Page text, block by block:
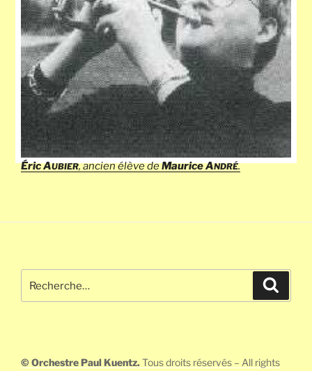
Éric AUBIER, ancien élève deMaurice ANDRÉ.
pour
© Orchestre Paul Kuentz.Tous droits réservés – All rights